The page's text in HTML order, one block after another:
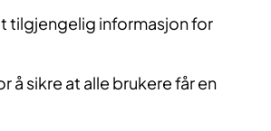
tilgjengelig informasjon for
å sikre at alle brukere får en